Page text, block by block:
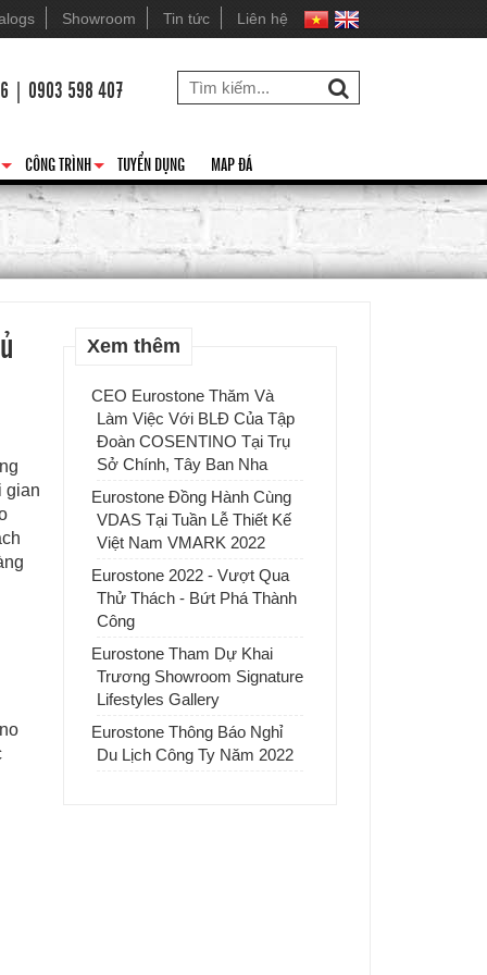
Showroom Tin tức Liên hệ
| 0903 598 407
+ +
CÔNG TRÌNH TUYỂN DỤNG MAP ĐÁ
gian
Xem thêm
CEO Eurostone Thăm Và
Làm Việc Với BLĐ Của Tập
Đoàn COSENTINO Tại Trụ
Sở Chính, Tây Ban Nha
Eurostone Đồng Hành Cùng
VDAS Tại Tuần Lễ Thiết Kế
Việt Nam VMARK 2022
Eurostone 2022 - Vượt Qua
Thử Thách - Bứt Phá Thành
Công
Eurostone Tham Dự Khai
Trương Showroom Signature
Lifestyles Gallery
Eurostone Thông Báo Nghỉ
Du Lịch Công Ty Năm 2022